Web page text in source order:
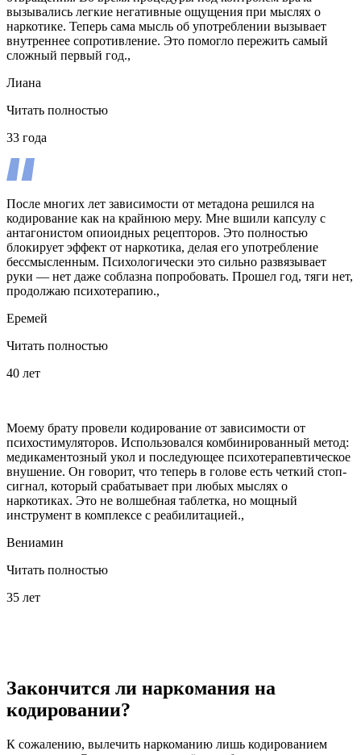
вызывались легкие негативные ощущения при мыслях о
наркотике. Теперь сама мысль об употреблении вызывает
внутреннее сопротивление. Это помогло пережить самый
сложный первый год.,
Лиана
Читать полностью
33 года
После многих лет зависимости от метадона решился на
кодирование как на крайнюю меру. Мне вшили капсулу с
антагонистом опиоидных рецепторов. Это полностью
блокирует эффект от наркотика, делая его употребление
бессмысленным. Психологически это сильно развязывает
руки — нет даже соблазна попробовать. Прошел год, тяги нет,
продолжаю психотерапию.,
Еремей
Читать полностью
40 лет
Моему брату провели кодирование от зависимости от
психостимуляторов. Использовался комбинированный метод:
медикаментозный укол и последующее психотерапевтическое
внушение. Он говорит, что теперь в голове есть четкий стоп-
сигнал, который срабатывает при любых мыслях о
наркотиках. Это не волшебная таблетка, но мощный
инструмент в комплексе с реабилитацией.,
Вениамин
Читать полностью
35 лет
Закончится ли наркомания на
кодировании?
К сожалению, вылечить наркоманию лишь кодированием